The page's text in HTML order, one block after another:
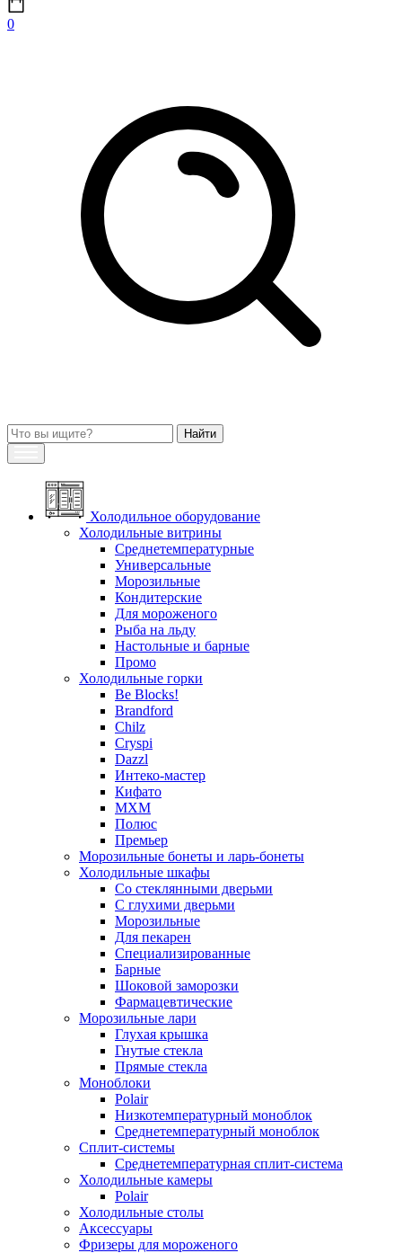
0
Холодильное оборудование
Холодильные витрины
Среднетемпературные
Универсальные
Морозильные
Кондитерские
Для мороженого
Рыба на льду
Настольные и барные
Промо
Холодильные горки
Be Blocks!
Brandford
Chilz
Cryspi
Dazzl
Интеко-мастер
Кифато
МХМ
Полюс
Премьер
Морозильные бонеты и ларь-бонеты
Холодильные шкафы
Со стеклянными дверьми
С глухими дверьми
Морозильные
Для пекарен
Специализированные
Барные
Шоковой заморозки
Фармацевтические
Морозильные лари
Глухая крышка
Гнутые стекла
Прямые стекла
Моноблоки
Polair
Низкотемпературный моноблок
Среднетемпературный моноблок
Сплит-системы
Среднетемпературная сплит-система
Холодильные камеры
Polair
Холодильные столы
Аксессуары
Фризеры для мороженого